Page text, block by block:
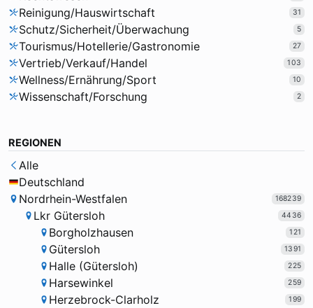
Reinigung/Hauswirtschaft 31
Schutz/Sicherheit/Überwachung 5
Tourismus/Hotellerie/Gastronomie 27
Vertrieb/Verkauf/Handel 103
Wellness/Ernährung/Sport 10
Wissenschaft/Forschung 2
REGIONEN
Alle
Deutschland
Nordrhein-Westfalen
168239
Lkr Gütersloh 4436
Borgholzhausen 121
Gütersloh 1391
Halle (Gütersloh) 225
Harsewinkel 259
Herzebrock-Clarholz 199